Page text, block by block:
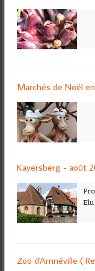
Marchés de Noël
Kayersberg - août
Zoo d'Amnéville (